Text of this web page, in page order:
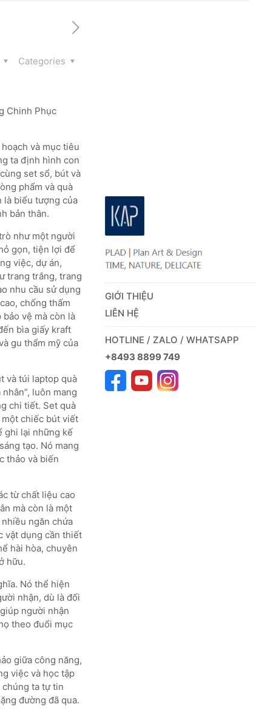
Categories
Chinh Phục
và mục tiêu
ta định hình con
set sổ, bút và
phẩm và quà
là biểu tượng của
bản thân.
như một người
gọn, tiện lợi để
việc, dự án,
trang trắng, trang
nhu cầu sử dụng
chống thấm
vệ mà còn là
bìa giấy kraft
gu thẩm mỹ của
và túi laptop quà
luôn mang
chi tiết. Set quà
chiếc bút viết
ghi lại những kế
tạo. Nó mang
thảo và biến
từ chất liệu cao
mà còn là một
ngăn chứa
vật dụng cần thiết
hài hòa, chuyên
hữu.
Nó thể hiện
nhận, dù là đối
người nhận
theo đuổi mục
giữa công năng,
việc và học tập
ta tự tin
đường đã qua.
GIỚI THIỆU
LIÊN HỆ
HOTLINE / ZALO / WHATSAPP
+8493 8899 749